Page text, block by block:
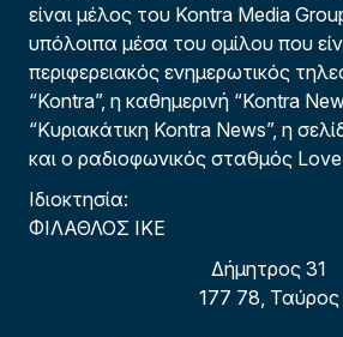
είναι μέλος του Kontra Media
υπόλοιπα μέσα του ομίλου που
περιφερειακός ενημερωτικός
“Kontra”, η καθημερινή “Kontra
“Κυριακάτικη Kontra News”, η
και ο ραδιοφωνικός σταθμός
Ιδιοκτησία:
ΦΙΛΑΘΛΟΣ ΙΚΕ
Δήμητρος 31
177 78, Ταύρος